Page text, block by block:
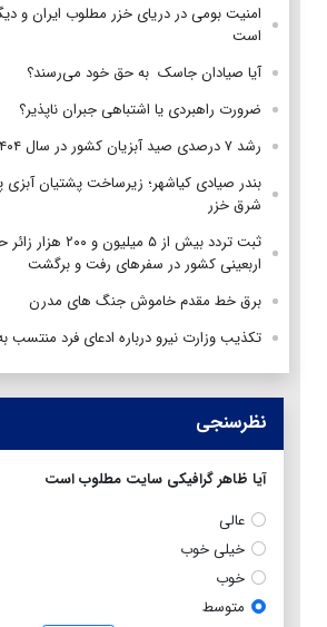
امنیت بومی در دریای خزر مطلوب ایران و
است
آیا صیادان جاسک به حق خود می‌رسند؟
ضرورت راهبردی یا اشتباهی جبران ناپذیر؟
رشد ۷ درصدی صید آبزیان کشور در سال ۱۴۰۴
بندر صیادی کیاشهر؛ زیرساخت پشتیان آبزی
شرق خزر
ثبت تردد بیش از ۵
اربعینی کشور در سفرهای رفت و برگشت
برق خط مقدم خاموش جنگ های مدرن
تکذیب وزارت نیرو درباره ادعای فرد منتسب
نظرسنجی
آیا ظاهر گرافیکی سایت مطلوب است
عالی
خیلی خوب
خوب
متوسط